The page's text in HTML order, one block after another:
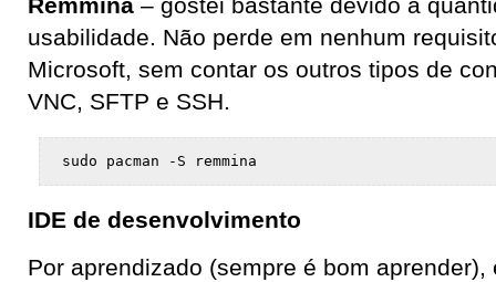
Remmina – gostei bastante devido a
usabilidade. Não perde em nenhum
Microsoft, sem contar os outros tipos de
VNC, SFTP e SSH.
sudo pacman -S remmina
IDE de desenvolvimento
Por aprendizado (sempre é bom aprender),